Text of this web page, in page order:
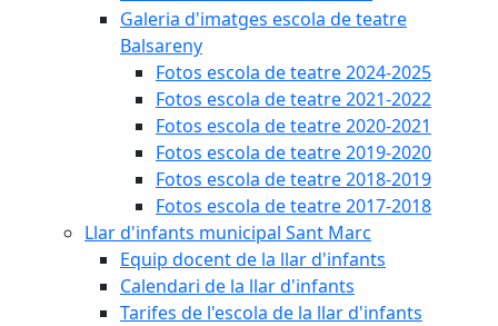
Galeria d'imatges escola de teatre
Balsareny
Fotos escola de teatre 2024-2025
Fotos escola de teatre 2021-2022
Fotos escola de teatre 2020-2021
Fotos escola de teatre 2019-2020
Fotos escola de teatre 2018-2019
Fotos escola de teatre 2017-2018
Llar d'infants municipal Sant Marc
Equip docent de la llar d'infants
Calendari de la llar d'infants
Tarifes de l'escola de la llar d'infants